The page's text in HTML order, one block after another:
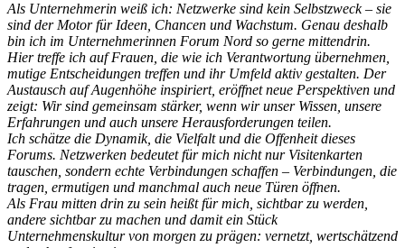
Als Unternehmerin weiß ich: Netzwerke sind kein Selbstzweck – sie
sind der Motor für Ideen, Chancen und Wachstum. Genau deshalb
bin ich im Unternehmerinnen Forum Nord so gerne mittendrin.
Hier treffe ich auf Frauen, die wie ich Verantwortung übernehmen,
mutige Entscheidungen treffen und ihr Umfeld aktiv gestalten. Der
Austausch auf Augenhöhe inspiriert, eröffnet neue Perspektiven und
zeigt: Wir sind gemeinsam stärker, wenn wir unser Wissen, unsere
Erfahrungen und auch unsere Herausforderungen teilen.
Ich schätze die Dynamik, die Vielfalt und die Offenheit dieses
Forums. Netzwerken bedeutet für mich nicht nur Visitenkarten
tauschen, sondern echte Verbindungen schaffen – Verbindungen, die
tragen, ermutigen und manchmal auch neue Türen öffnen.
Als Frau mitten drin zu sein heißt für mich, sichtbar zu werden,
andere sichtbar zu machen und damit ein Stück
Unternehmenskultur von morgen zu prägen: vernetzt, wertschätzend